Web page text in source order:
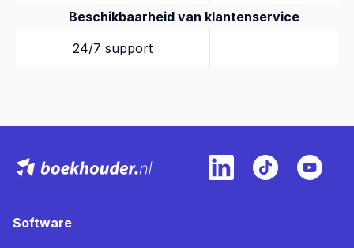
Beschikbaarheid van klantenservice
24/7 support
Software